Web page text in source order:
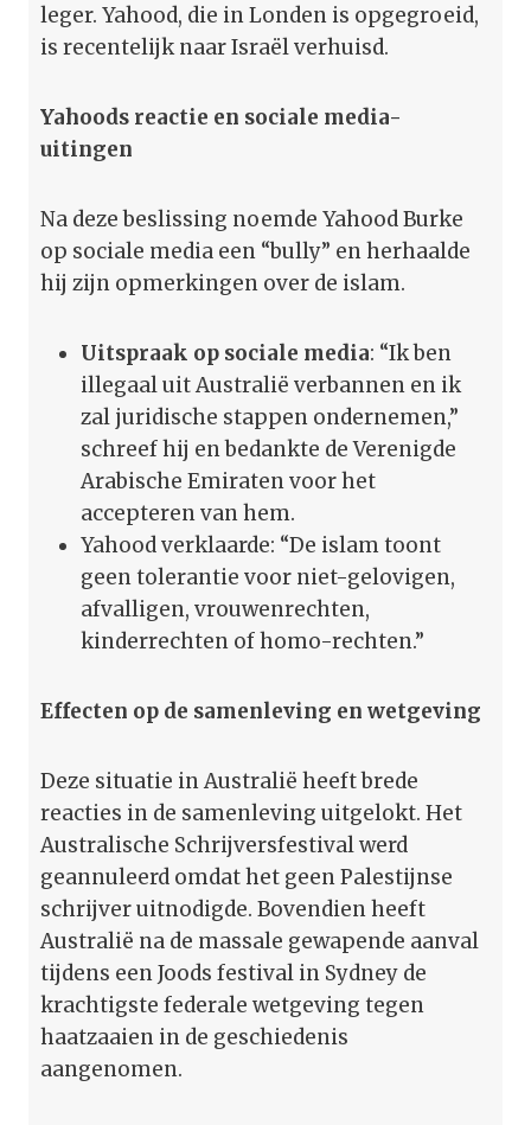
leger. Yahood, die in Londen is opgegroeid,
is recentelijk naar Israël verhuisd.
Yahoods reactie en sociale media-
uitingen
Na deze beslissing noemde Yahood Burke
op sociale media een “bully” en herhaalde
hij zijn opmerkingen over de islam.
Uitspraak op sociale media: “Ik ben
illegaal uit Australië verbannen en ik
zal juridische stappen ondernemen,”
schreef hij en bedankte de Verenigde
Arabische Emiraten voor het
accepteren van hem.
Yahood verklaarde: “De islam toont
geen tolerantie voor niet-gelovigen,
afvalligen, vrouwenrechten,
kinderrechten of homo-rechten.”
Effecten op de samenleving en wetgeving
Deze situatie in Australië heeft brede
reacties in de samenleving uitgelokt. Het
Australische Schrijversfestival werd
geannuleerd omdat het geen Palestijnse
schrijver uitnodigde. Bovendien heeft
Australië na de massale gewapende aanval
tijdens een Joods festival in Sydney de
krachtigste federale wetgeving tegen
haatzaaien in de geschiedenis
aangenomen.